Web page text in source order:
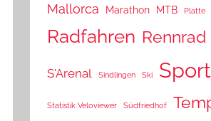
Mallorca Marathon MTB Platte
Radfahren Rennrad
S'Arenal Sindlingen Ski Sport
Statistik Veloviewer Südfriedhof